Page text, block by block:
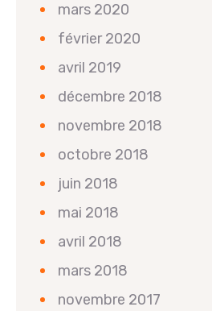
mars 2020
février 2020
avril 2019
décembre 2018
novembre 2018
octobre 2018
juin 2018
mai 2018
avril 2018
mars 2018
novembre 2017